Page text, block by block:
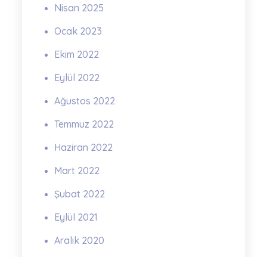
Nisan 2025
Ocak 2023
Ekim 2022
Eylül 2022
Ağustos 2022
Temmuz 2022
Haziran 2022
Mart 2022
Şubat 2022
Eylül 2021
Aralık 2020